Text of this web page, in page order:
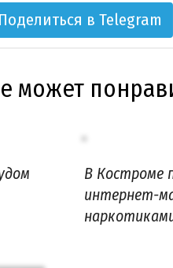
Поделиться в Telegram
может
В Костроме
интернет-